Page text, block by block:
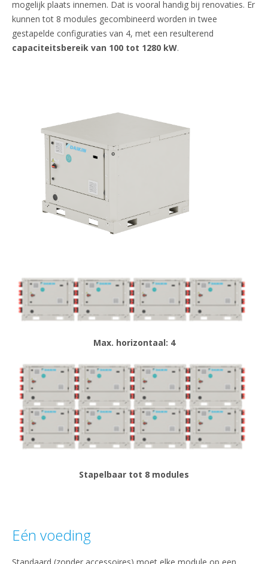
mogelijk plaats innemen. Dat is vooral handig bij renovaties. Er
kunnen tot 8 modules gecombineerd worden in twee
gestapelde configuraties van 4, met een resulterend
capaciteitsbereik van 100 tot 1280 kW.
Max. horizontaal: 4
Stapelbaar tot 8 modules
Eén voeding